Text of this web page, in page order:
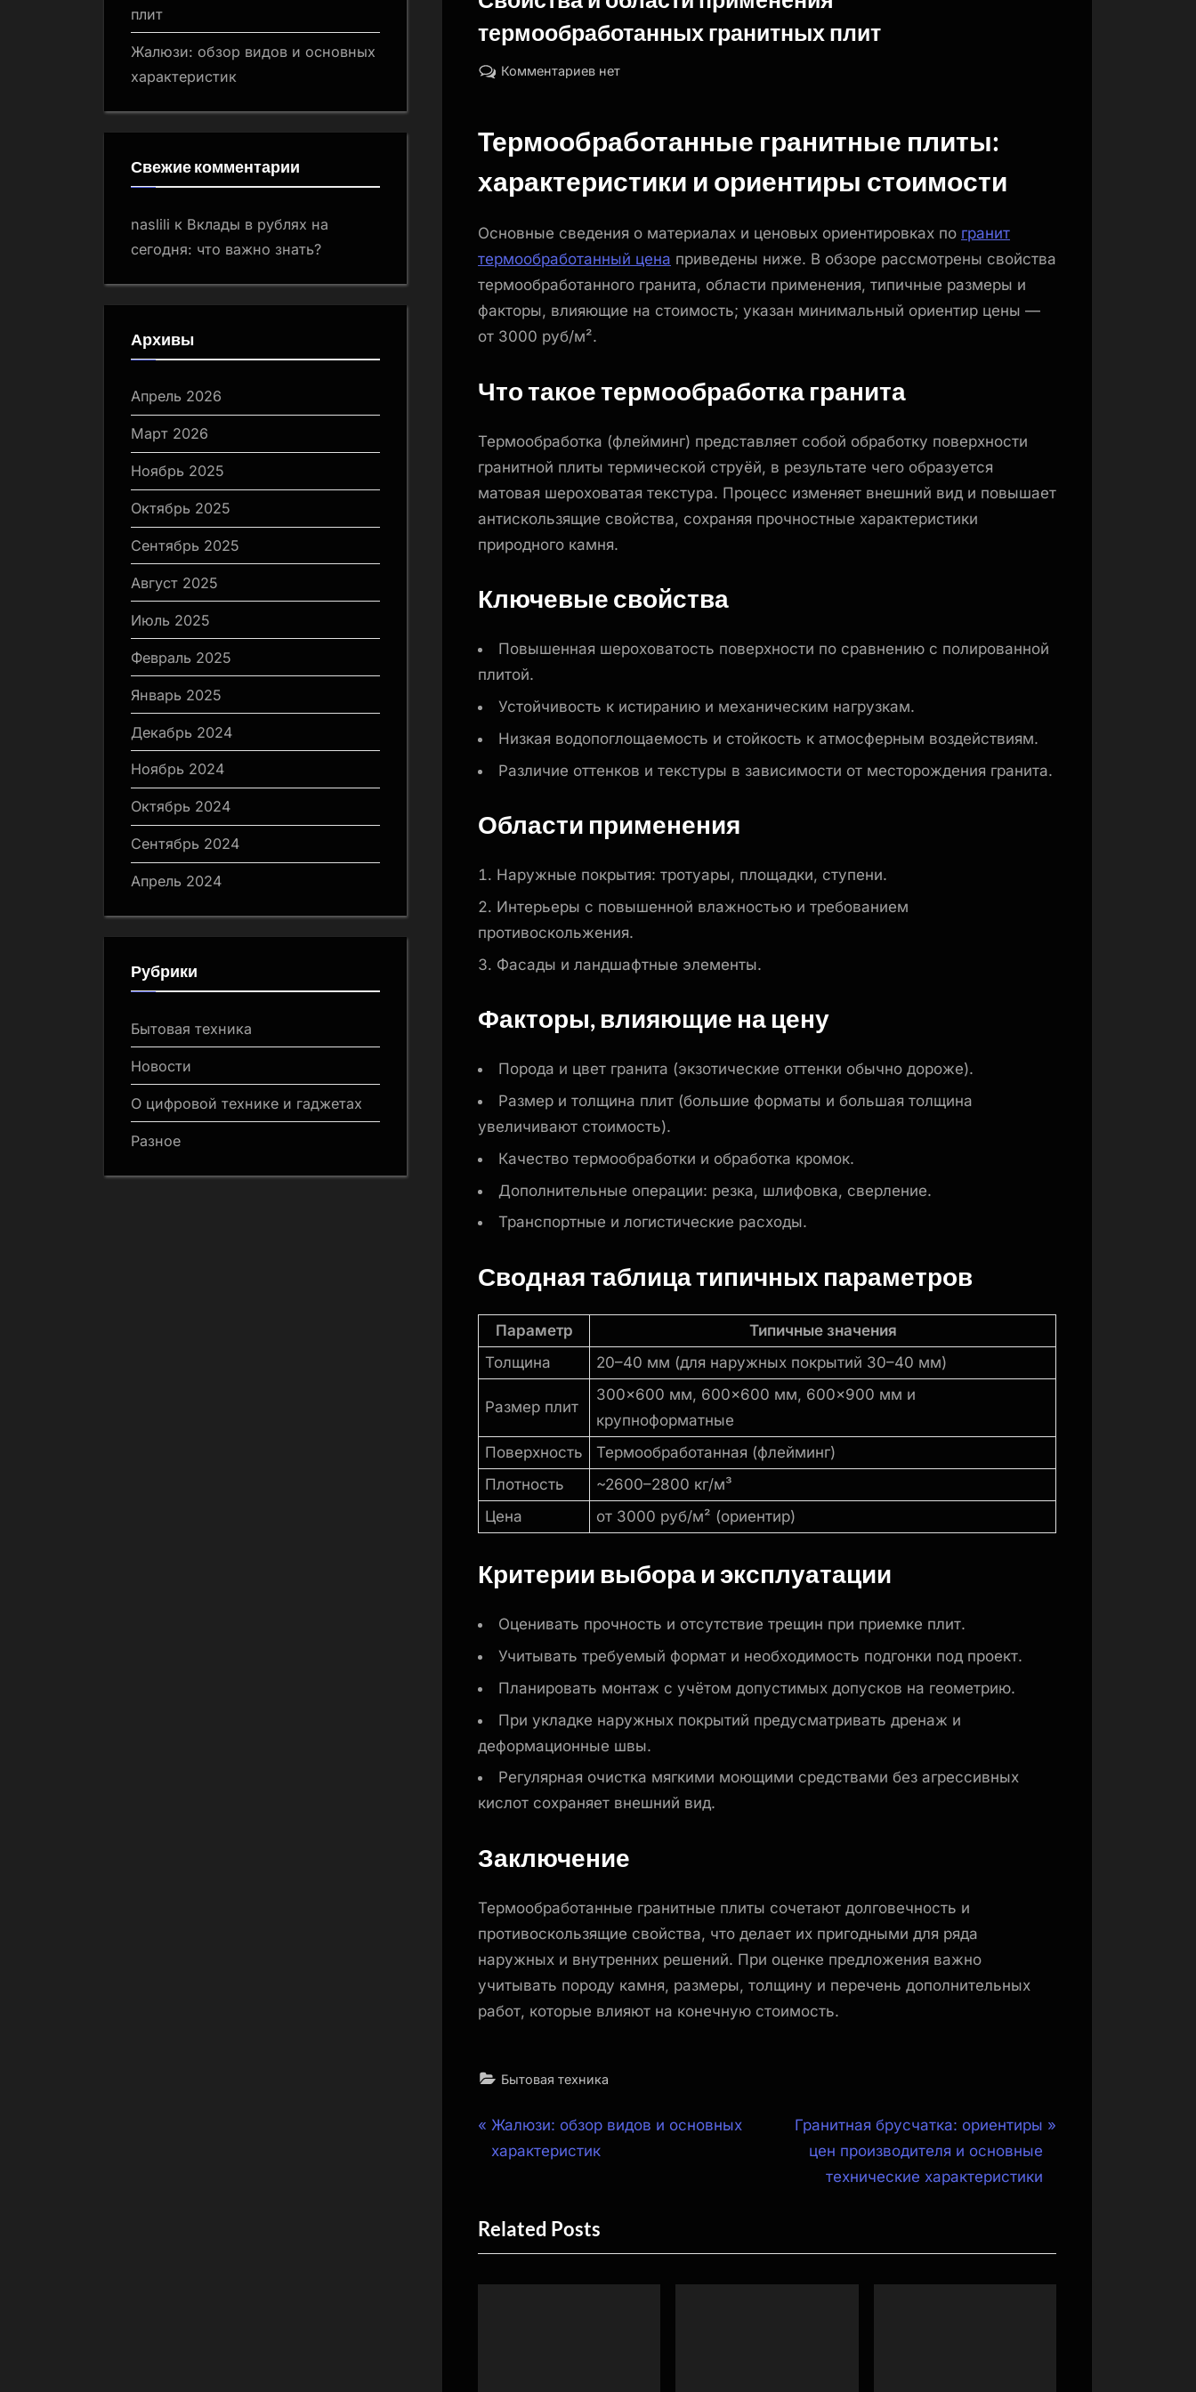
термообработанных гранитных плит
Posted
30.11.2025
By
naslili
Комментариевк
и
области
применения
нет
Термообработанные гранитные плиты:
характеристики и ориентиры стоимости
Основные сведения о материалах и ценовых ориентировках по гранит
термообработанный цена приведены ниже. В обзоре рассмотрены свойства
термообработанного гранита, области применения, типичные размеры и
факторы, влияющие на стоимость; указан минимальный ориентир цены —
от 3000 руб/м².
Что такое термообработка гранита
Термообработка (флейминг) представляет собой обработку поверхности
гранитной плиты термической струёй, в результате чего образуется
матовая шероховатая текстура. Процесс изменяет внешний вид и повышает
антискользящие свойства, сохраняя прочностные характеристики
природного камня.
Ключевые свойства
Повышенная шероховатость поверхности по сравнению с полированной
плитой.
Устойчивость к истиранию и механическим нагрузкам.
Низкая водопоглощаемость и стойкость к атмосферным воздействиям.
Различие оттенков и текстуры в зависимости от месторождения гранита.
Области применения
Наружные покрытия: тротуары, площадки, ступени.
Интерьеры с повышенной влажностью и требованием
противоскольжения.
Фасады и ландшафтные элементы.
Факторы, влияющие на цену
Порода и цвет гранита (экзотические оттенки обычно дороже).
Размер и толщина плит (большие форматы и большая толщина
увеличивают стоимость).
Качество термообработки и обработка кромок.
Дополнительные операции: резка, шлифовка, сверление.
Транспортные и логистические расходы.
Сводная таблица типичных параметров
Параметр
Типичные значения
Толщина
20–40 мм (для наружных покрытий 30–40 мм)
Размер плит
300×600 мм, 600×600 мм, 600×900 мм и
крупноформатные
Поверхность
Термообработанная (флейминг)
Плотность
~2600–2800 кг/м³
Цена
от 3000 руб/м² (ориентир)
Критерии выбора и эксплуатации
Оценивать прочность и отсутствие трещин при приемке плит.
Учитывать требуемый формат и необходимость подгонки под проект.
Планировать монтаж с учётом допустимых допусков на геометрию.
При укладке наружных покрытий предусматривать дренаж и
деформационные швы.
Регулярная очистка мягкими моющими средствами без агрессивных
кислот сохраняет внешний вид.
Заключение
Термообработанные гранитные плиты сочетают долговечность и
противоскользящие свойства, что делает их пригодными для ряда
наружных и внутренних решений. При оценке предложения важно
учитывать породу камня, размеры, толщину и перечень дополнительных
работ, которые влияют на конечную стоимость.
Бытовая техника
Навигация
P
r
i
o
Жалюзи: обзор видов и основных
характеристик
N
o
Гранитная брусчатка: ориентиры
цен производителя и основные
технические характеристики
Related Posts
плит
Жалюзи: обзор видов и основных
характеристик
Свежие комментарии
naslili к Вклады в рублях на
сегодня: что важно знать?
Архивы
Апрель 2026
Март 2026
Ноябрь 2025
Октябрь 2025
Сентябрь 2025
Август 2025
Июль 2025
Февраль 2025
Январь 2025
Декабрь 2024
Ноябрь 2024
Октябрь 2024
Сентябрь 2024
Апрель 2024
Рубрики
Бытовая техника
Новости
О цифровой технике и гаджетах
Разное